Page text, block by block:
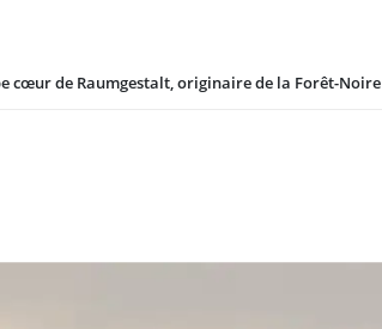
cœur de Raumgestalt, originaire de la Forêt-Noire